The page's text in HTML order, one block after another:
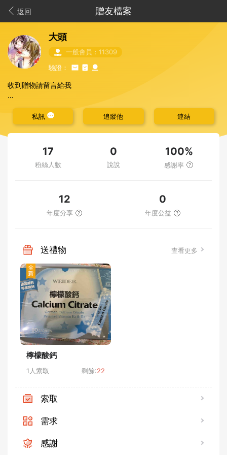
返回 贈友檔案
大頭
一般會員：11309
驗證：
收到贈物請留言給我
我生活在單親家庭，家境清寒，家裡只有我一人在賺錢，家父年紀
私訊 追蹤他 連結
17
粉絲人數
0
說說
100%
感謝率
12
年度分享
0
年度公益
送禮物 查看更多
檸檬酸鈣
1人索取 剩餘:22
索取
需求
感謝